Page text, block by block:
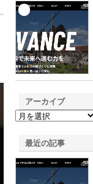
アーカイブ
最近の記事